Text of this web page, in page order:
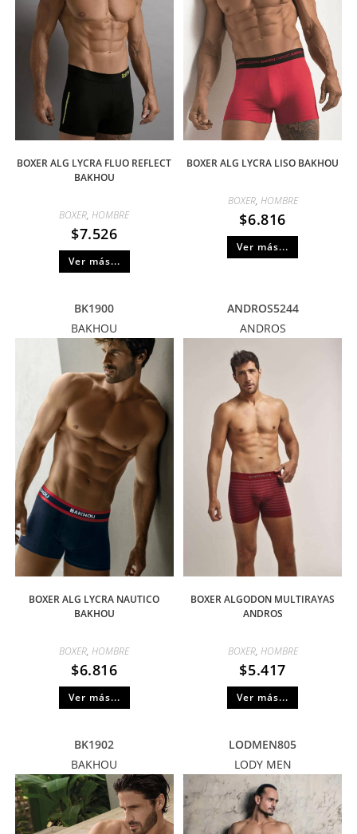
BOXER ALG LYCRA FLUO REFLECT
BAKHOU
BOXER,HOMBRE
$7.526
Ver más...
BOXER ALG LYCRA LISO BAKHOU
BOXER, HOMBRE
$6.816
Ver más...
BK1900
BAKHOU
BOXER ALG LYCRA NAUTICO
BAKHOU
BOXER,HOMBRE
$6.816
Ver más...
ANDROS5244
ANDROS
BOXER ALGODON MULTIRAYAS
ANDROS
BOXER, HOMBRE
$5.417
Ver más...
BK1902
BAKHOU
LODMEN805
LODY MEN